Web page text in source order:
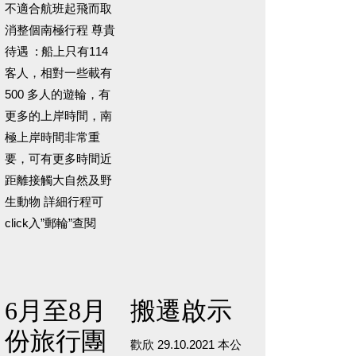
不適合航班起飛而取
消整個南極行程 尊貴
待遇 : 船上只有114
客人，相對一些載有
500 多人的遊輪，有
更多的上岸時間，南
極上岸時間非常重
要，可有更多時間近
距離接觸大自然及野
生動物 詳細行程可
click入”郵輪”查閱
6月至8月
份旅行團
搬遷啟示
歡欣 29.10.2021 本公